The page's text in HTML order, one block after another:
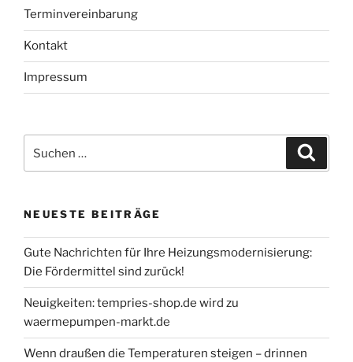
Terminvereinbarung
Kontakt
Impressum
nach:
NEUESTE BEITRÄGE
Gute Nachrichten für Ihre Heizungsmodernisierung:
Die Fördermittel sind zurück!
Neuigkeiten: tempries-shop.de wird zu
waermepumpen-markt.de
Wenn draußen die Temperaturen steigen – drinnen